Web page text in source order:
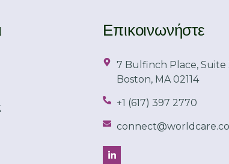
Επικοινωνήστε
7 Bulfinch Place, Suite
Boston, MA 02114
+1 (617) 397 2770